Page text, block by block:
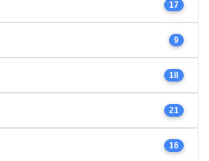
17
9
18
21
16